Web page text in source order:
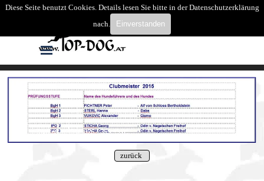
Diese Seite benutzt Cookies. Details lesen Sie bitte in der Datenschutzerklärung
nach.
Einverstanden
Direkt zum Seiteninhalt
Menü überspringen
Suchen